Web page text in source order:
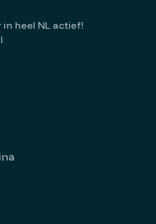
in heel NL actief!